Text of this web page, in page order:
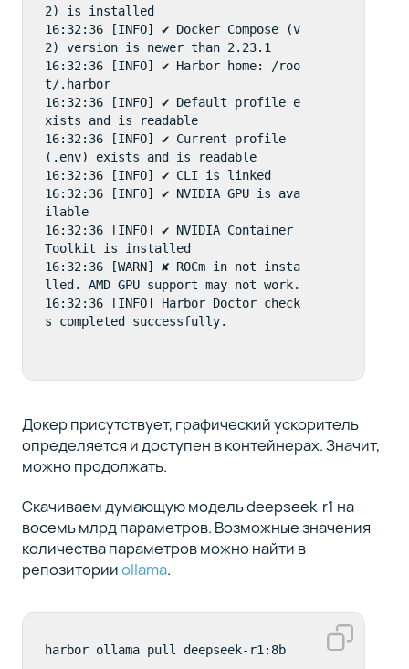
2) is installed
16:32:36 [INFO] ✔ Docker Compose (v
2) version is newer than 2.23.1
16:32:36 [INFO] ✔ Harbor home: /roo
t/.harbor
16:32:36 [INFO] ✔ Default profile e
xists and is readable
16:32:36 [INFO] ✔ Current profile
(.env) exists and is readable
16:32:36 [INFO] ✔ CLI is linked
16:32:36 [INFO] ✔ NVIDIA GPU is ava
ilable
16:32:36 [INFO] ✔ NVIDIA Container
Toolkit is installed
16:32:36 [WARN] ✘ ROCm in not insta
lled. AMD GPU support may not work.
16:32:36 [INFO] Harbor Doctor check
s completed successfully.
Докер присутствует, графический ускоритель
определяется и доступен в контейнерах. Значит,
можно продолжать.
Скачиваем думающую модель deepseek-r1 на
восемь млрд параметров. Возможные значения
количества параметров можно найти в
репозиторииollama.
harbor ollama pull deepseek-r1:8b